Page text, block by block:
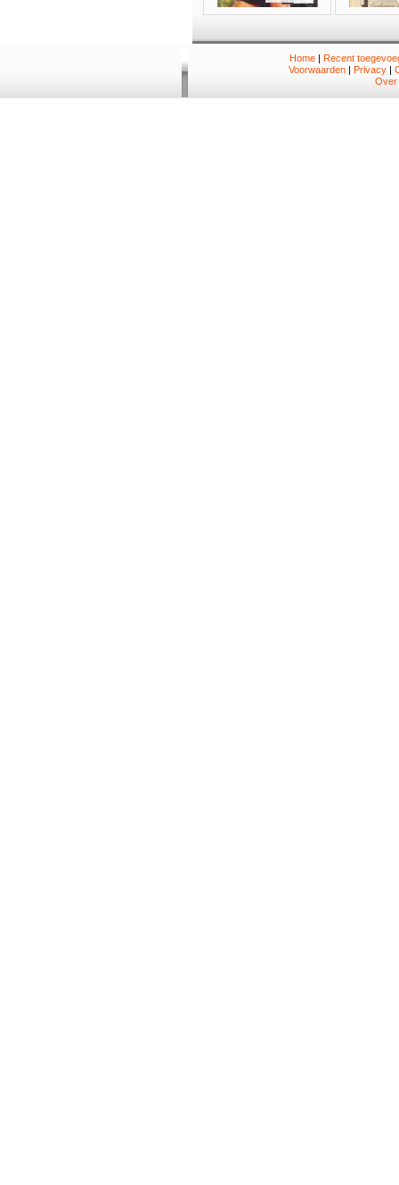
Home| Recent
Voorwaarden | Privacy |
Over